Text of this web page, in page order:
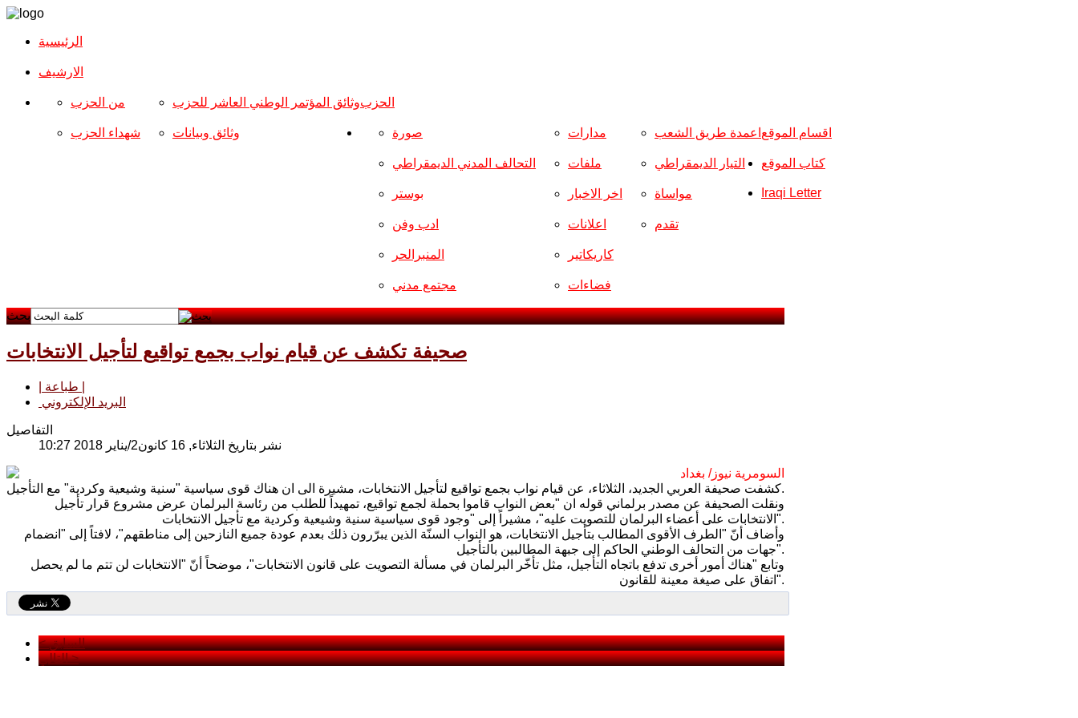
الرئيسية
الارشیف
الحزب من الحزب
شهداء الحزب
وثائق المؤتمر الوطني العاشر للحزب
وثائق وبيانات اقسام الموقع صورة
التحالف المدني الديمقراطي
بوستر
ادب وفن
المنبرالحر
مجتمع مدني
مدارات
ملفات
اخر الاخبار
اعلانات
كاريكاتير
فضاءات
اعمدة طريق الشعب
التيار الديمقراطي
مواساة
تقدم
كتاب الموقع
Iraqi Letter
بحث
صحيفة تكشف عن قيام نواب بجمع تواقيع لتأجيل الانتخابات
البريد الإلكتروني
التفاصيل
نشر بتاريخ الثلاثاء, 16 كانون2/يناير 2018 10:27
السومرية نيوز/ بغداد
كشفت صحيفة العربي الجديد، الثلاثاء، عن قيام نواب بجمع تواقيع لتأجيل الانتخابات، مشيرة الى ان هناك قوى سياسية "سنية وشيعية وكردية" مع التأجيل.
ونقلت الصحيفة عن مصدر برلماني قوله ان "بعض النواب قاموا بحملة لجمع تواقيع، تمهيداً للطلب من رئاسة البرلمان عرض مشروع قرار تأجيل
الانتخابات على أعضاء البرلمان للتصويت عليه"، مشيراً إلى "وجود قوى سياسية سنية وشيعية وكردية مع تأجيل الانتخابات".
وأضاف أنّ "الطرف الأقوى المطالب بتأجيل الانتخابات، هو النواب السنّة الذين يبرّرون ذلك بعدم عودة جميع النازحين إلى مناطقهم"، لافتاً إلى "انضمام
جهات من التحالف الوطني الحاكم إلى جبهة المطالبين بالتأجيل".
وتابع "هناك أمور أخرى تدفع باتجاه التأجيل، مثل تأخّر البرلمان في مسألة التصويت على قانون الانتخابات"، موضحاً أنّ "الانتخابات لن تتم ما لم يحصل
اتفاق على صيغة معينة للقانون".
< السابق
التالي >